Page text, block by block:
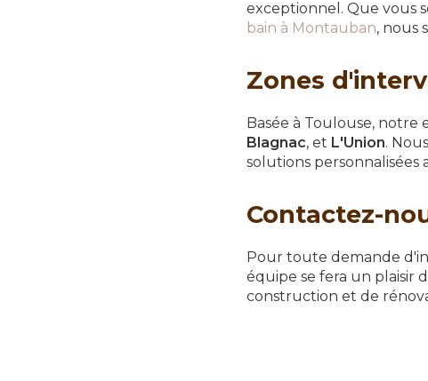
exceptionnel. Que vous
bain à Montauban, nous
Zones
Basée à Toulouse,
Blagnac, et L'Union.
solutions personnalisées
Contactez-
Pour toute demande
équipe se fera un plaisir
construction et de